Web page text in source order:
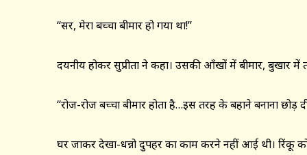
‘‘सर, मेरा बच्चा बीमार हो गया था!’’
दयनीय होकर सुप्रीता ने कहा। उसकी आँखों में बीमार, बुखार में
‘‘रोज-रोज बच्चा बीमार होता है…इस तरह के बहाने बनाना छोड़
घर जाकर देखा-धन्नो दुपहर का काम करने नहीं आई थी। रिंकू को